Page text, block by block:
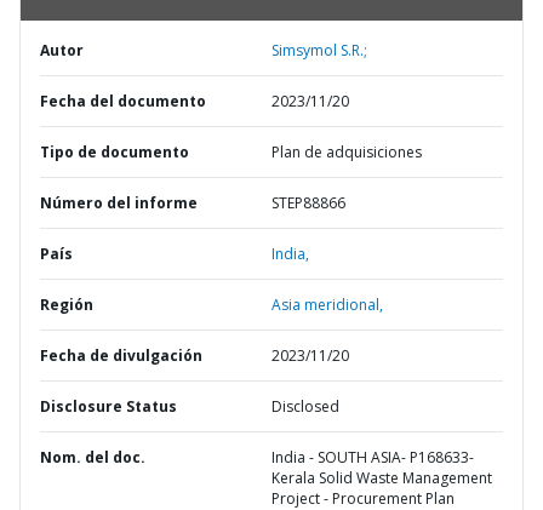
Autor Simsymol S.R.;
Fecha del documento 2023/11/20
Tipo de documento Plan de adquisiciones
Número del informe STEP88866
País India,
Región Asia meridional,
Fecha de divulgación 2023/11/20
Disclosure Status Disclosed
Nom. del doc.
India - SOUTH ASIA- P168633-
Kerala Solid Waste Management
Project - Procurement Plan